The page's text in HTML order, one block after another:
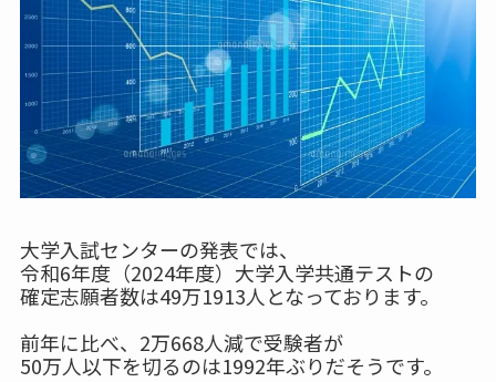
大学入試センターの発表では、
令和6年度（2024年度）大学入学共通テストの
確定志願者数は49万1913人となっております。
前年に比べ、2万668人減で受験者が
50万人以下を切るのは1992年ぶりだそうです。